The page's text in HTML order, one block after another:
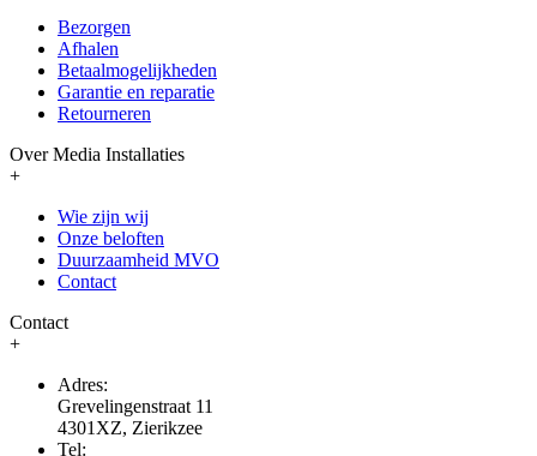
Bezorgen
Afhalen
Betaalmogelijkheden
Garantie en reparatie
Retourneren
Over Media Installaties
+
Wie zijn wij
Onze beloften
Duurzaamheid MVO
Contact
Contact
+
Adres:
Grevelingenstraat 11
4301XZ, Zierikzee
Tel: